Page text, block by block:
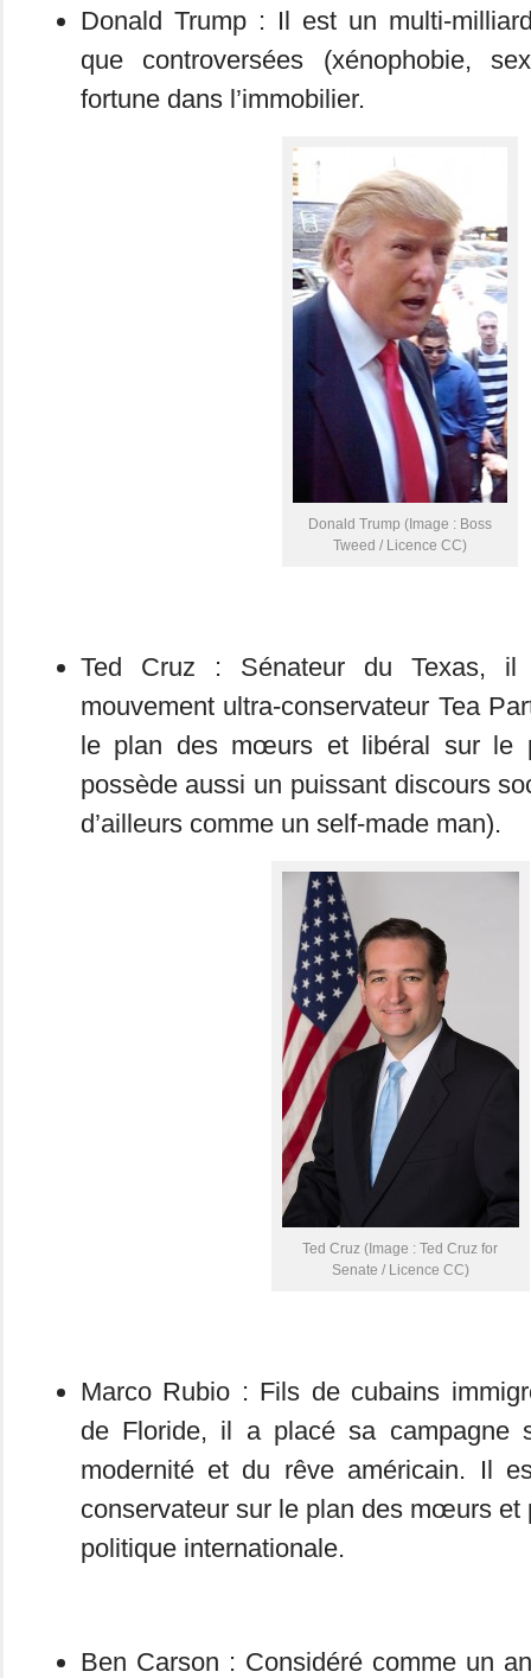
Donald Trump : Il est un multi-
que controversées (xénophobie,
fortune dans l’immobilier.
Donald Trump (Image : Boss
Tweed / Licence CC)
Ted Cruz : Sénateur du Texas,
mouvement ultra-conservateur Tea
le plan des mœurs et libéral sur le
possède aussi un puissant discours
d’ailleurs comme un self-made man).
Ted Cruz (Image : Ted Cruz for
Senate / Licence CC)
Marco Rubio : Fils de cubains
de Floride, il a placé sa campagne
modernité et du rêve américain. Il
conservateur sur le plan des mœurs et
politique internationale.
Ben Carson : Considéré comme un